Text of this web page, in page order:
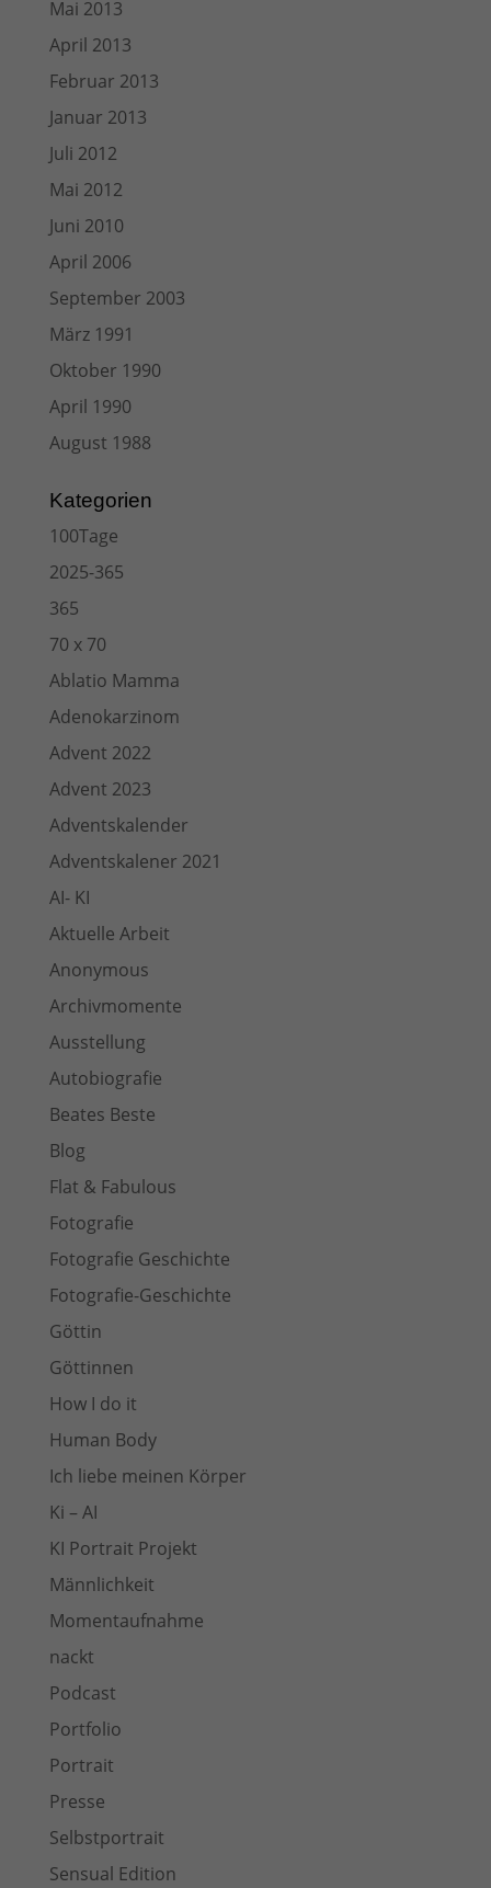
Mai 2013
April 2013
Februar 2013
Januar 2013
Juli 2012
Mai 2012
Juni 2010
April 2006
September 2003
März 1991
Oktober 1990
April 1990
August 1988
Kategorien
100Tage
2025-365
365
70 x 70
Ablatio Mamma
Adenokarzinom
Advent 2022
Advent 2023
Adventskalender
Adventskalener 2021
AI- KI
Aktuelle Arbeit
Anonymous
Archivmomente
Ausstellung
Autobiografie
Beates Beste
Blog
Flat & Fabulous
Fotografie
Fotografie Geschichte
Fotografie-Geschichte
Göttin
Göttinnen
How I do it
Human Body
Ich liebe meinen Körper
Ki – AI
KI Portrait Projekt
Männlichkeit
Momentaufnahme
nackt
Podcast
Portfolio
Portrait
Presse
Selbstportrait
Sensual Edition